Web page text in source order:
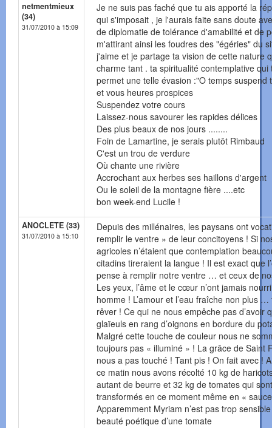
netmentmieux
(34)
31/07/2010 à 15:09
Je ne suis pas faché que tu ais apporté la
qui s'imposait , je l'aurais faite sans doute
de diplomatie de tolérance d'amabilité et de
m'attirant ainsi les foudres des "égéries" du
j'aime et je partage ta vision de cette nature
charme tant . ta spiritualité contemplative qui
permet une telle évasion :"O temps suspend
et vous heures prospices
Suspendez votre cours
Laissez-nous savourer les rapides délices
Des plus beaux de nos jours ........
Foin de Lamartine, je serais plutôt Rimbaud
C'est un trou de verdure
Où chante une rivière
Accrochant aux herbes ses haillons d'argent
Ou le soleil de la montagne fière ....etc
bon week-end Lucile !
ANOCLETE (33)
31/07/2010 à 15:10
Depuis des millénaires, les paysans ont
remplir le ventre » de leur concitoyens ! Si
agricoles n’étaient que contemplation
citadins tireraient la langue ! Il est exact que
pense à remplir notre ventre … et ceux de
Les yeux, l’âme et le cœur n’ont jamais
homme ! L’amour et l’eau fraîche non plus
rêver ! Ce qui ne nous empêche pas d’avoir
glaïeuls en rang d’oignons en bordure du
Malgré cette touche de couleur nous ne
toujours pas « illuminé » ! La grâce de Saint
nous a pas touché ! Tant pis ! On fait avec !
ce matin nous avons récolté 10 kg de
autant de beurre et 32 kg de tomates qui sont
transformés en ce moment même en «
Apparemment Myriam n’est pas trop
beauté poétique d’une tomate